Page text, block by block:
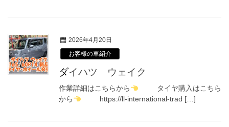
2026年4月20日
お客様の車紹介
ダイハツ ウェイク
作業詳細はこちらから
タイヤ購入はこちら
から
https://ll-international-trad […]